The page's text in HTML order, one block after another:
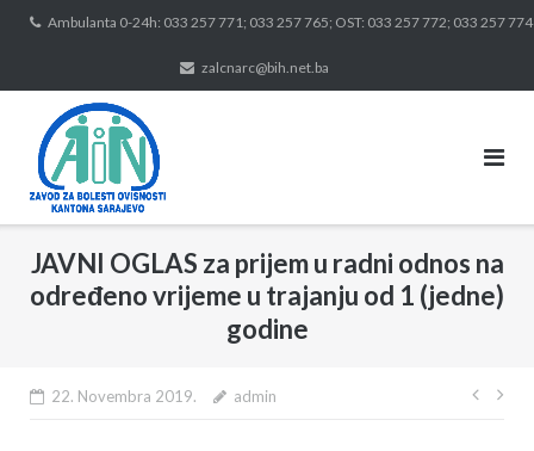
Ambulanta 0-24h: 033 257 771; 033 257 765; OST: 033 257 772; 033 257 774
zalcnarc@bih.net.ba
JAVNI OGLAS za prijem u radni odnos na
određeno vrijeme u trajanju od 1 (jedne)
godine
22. Novembra 2019. admin